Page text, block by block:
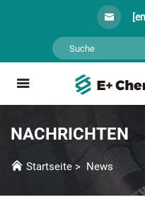
NACHRICHTEN
Startseite > News